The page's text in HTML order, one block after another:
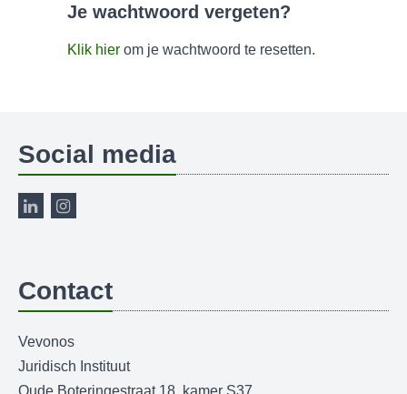
Je wachtwoord vergeten?
Klik hier om je wachtwoord te resetten.
Social media
Contact
Vevonos
Juridisch Instituut
Oude Boteringestraat 18, kamer S37